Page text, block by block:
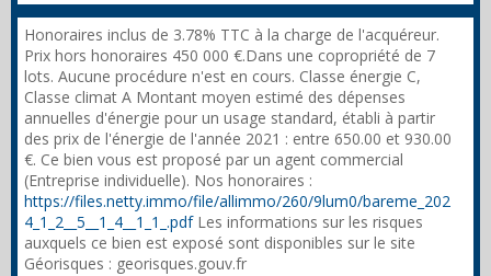
Honoraires inclus de 3.78% TTC à la charge de l'acquéreur.
Prix hors honoraires 450 000 €.Dans une copropriété de 7
lots. Aucune procédure n'est en cours. Classe énergie C,
Classe climat A Montant moyen estimé des dépenses
annuelles d'énergie pour un usage standard, établi à partir
des prix de l'énergie de l'année 2021 : entre 650.00 et 930.00
€. Ce bien vous est proposé par un agent commercial
(Entreprise individuelle). Nos honoraires :
https://files.netty.immo/file/allimmo/260/9lum0/bareme_202
4_1_2__5__1_4__1_1_.pdfLes informations sur les risques
auxquels ce bien est exposé sont disponibles sur le site
Géorisques : georisques.gouv.fr